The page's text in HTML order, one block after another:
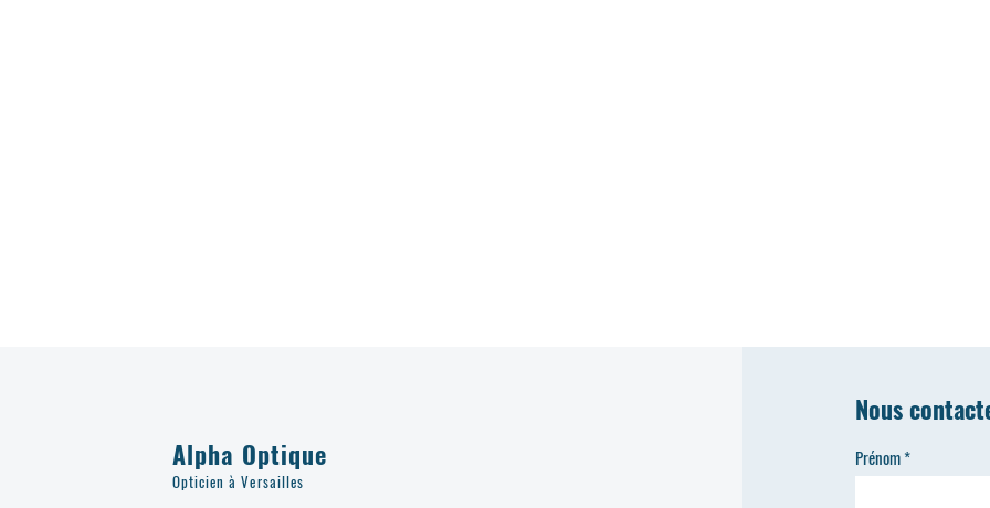
Alpha Optique
Opticien à Versailles
Nous
Prénom